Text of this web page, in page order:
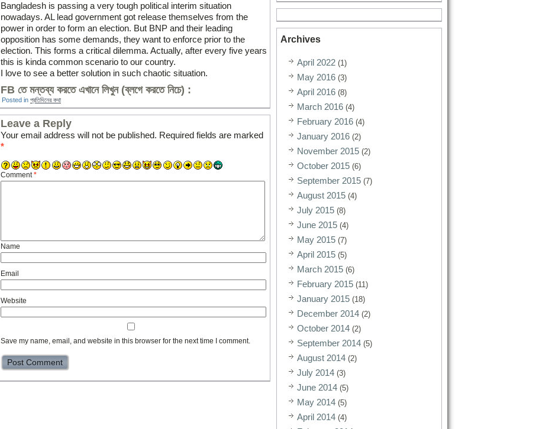
Bangladesh is passing a very tough political interim situation
nowadays. AL lead government got release themselves from the
power in order to form an election. But BNP and their leading
opposition has some demands, they want to enforce prior to the
election. This forms a critical dilemma. Actually, after every five years
this is kinda common scenario to our country.
I love to see a better solution in such chaotic situation.
FB তে মন্তব্য করতে এখানে লিখুন (ব্লগে করতে নিচে) :
Posted in প্রতিদিনের কথা
Leave a Reply
Your email address will not be published. Required fields are marked
*
Comment*
Name
Email
Website
Save my name, email, and website in this browser for the next time I comment.
Archives
April 2022 (1)
May 2016 (3)
April 2016 (8)
March 2016 (4)
February 2016 (4)
January 2016 (2)
November 2015 (2)
October 2015 (6)
September 2015 (7)
August 2015 (4)
July 2015 (8)
June 2015 (4)
May 2015 (7)
April 2015 (5)
March 2015 (6)
February 2015 (11)
January 2015 (18)
December 2014 (2)
October 2014 (2)
September 2014 (5)
August 2014 (2)
July 2014 (3)
June 2014 (5)
May 2014 (5)
April 2014 (4)